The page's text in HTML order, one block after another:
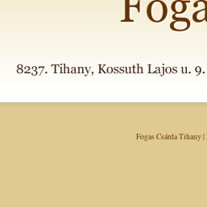
Fogas Csárda Tihany|